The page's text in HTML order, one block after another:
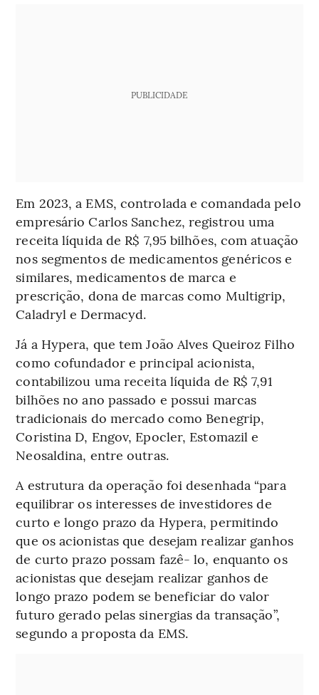
PUBLICIDADE
Em 2023, a EMS, controlada e comandada pelo
empresário Carlos Sanchez, registrou uma
receita líquida de R$ 7,95 bilhões, com atuação
nos segmentos de medicamentos genéricos e
similares, medicamentos de marca e
prescrição, dona de marcas como Multigrip,
Caladryl e Dermacyd.
Já a Hypera, que tem João Alves Queiroz Filho
como cofundador e principal acionista,
contabilizou uma receita líquida de R$ 7,91
bilhões no ano passado e possui marcas
tradicionais do mercado como Benegrip,
Coristina D, Engov, Epocler, Estomazil e
Neosaldina, entre outras.
A estrutura da operação foi desenhada “para
equilibrar os interesses de investidores de
curto e longo prazo da Hypera, permitindo
que os acionistas que desejam realizar ganhos
de curto prazo possam fazê- lo, enquanto os
acionistas que desejam realizar ganhos de
longo prazo podem se beneficiar do valor
futuro gerado pelas sinergias da transação”,
segundo a proposta da EMS.